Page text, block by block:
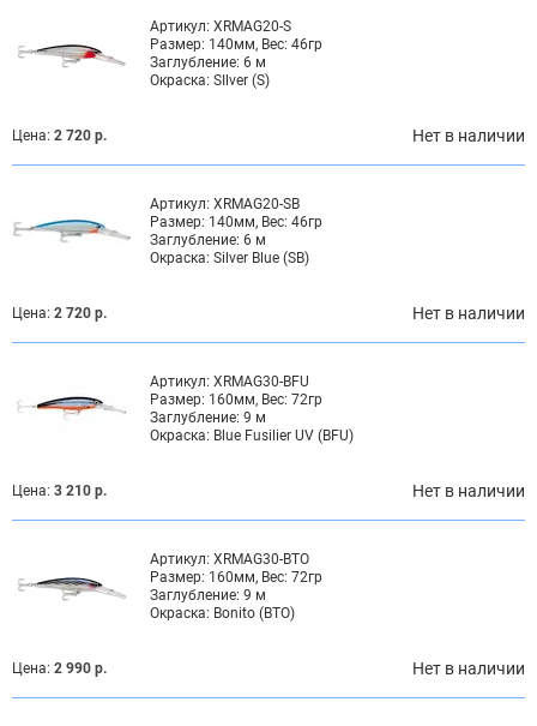
Артикул: XRMAG20-S
Размер: 140мм, Вес: 46гр
Заглубление: 6 м
Окраска: SIlver (S)
Цена: 2 720 р. Нет в наличии
Артикул: XRMAG20-SB
Размер: 140мм, Вес: 46гр
Заглубление: 6 м
Окраска: Silver Blue (SB)
Цена: 2 720 р. Нет в наличии
Артикул: XRMAG30-BFU
Размер: 160мм, Вес: 72гр
Заглубление: 9 м
Окраска: Blue Fusilier UV (BFU)
Цена: 3 210 р. Нет в наличии
Артикул: XRMAG30-BTO
Размер: 160мм, Вес: 72гр
Заглубление: 9 м
Окраска: Bonito (BTO)
Цена: 2 990 р. Нет в наличии